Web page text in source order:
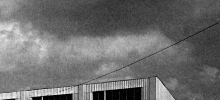
Schweden
Slowenien
Österreich